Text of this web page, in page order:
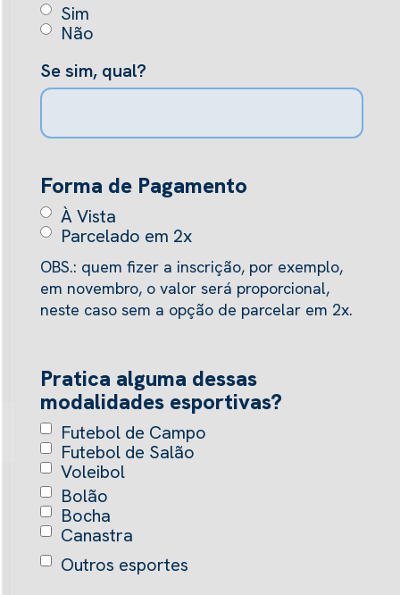
Sim
Não
Se sim, qual?
Forma de Pagamento
À Vista
Parcelado em 2x
OBS.: quem fizer a inscrição, por exemplo,
em novembro, o valor será proporcional,
neste caso sem a opção de parcelar em 2x.
Pratica alguma dessas
modalidades esportivas?
Futebol de Campo
Futebol de Salão
Voleibol
Bolão
Bocha
Canastra
Outros esportes